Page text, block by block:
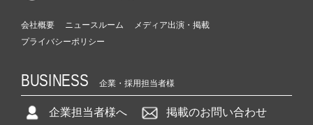
会社概要 ニュースルーム
メディア出演・掲載
プライバシーポリシー
BUSINESS 企業・採用担当者様
企業担当者様へ 掲載のお問い合わせ